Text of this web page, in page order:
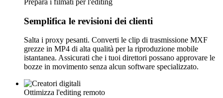
Prepara i filmati per l'editing
Semplifica le revisioni dei clienti
Salta i proxy pesanti. Converti le clip di trasmissione MXF
grezze in MP4 di alta qualità per la riproduzione mobile
istantanea. Assicurati che i tuoi direttori possano approvare le
bozze in movimento senza alcun software specializzato.
Ottimizza l'editing remoto